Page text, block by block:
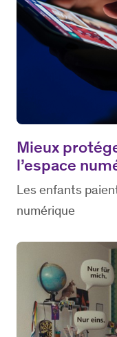
Mieux
l’espace
Les enfants
numérique